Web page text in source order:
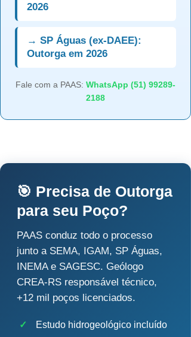
2026
→ SP Águas (ex-DAEE):
Outorga em 2026
Fale com a PAAS: WhatsApp (51) 99289-
2188
🎯 Precisa de Outorga
para seu Poço?
PAAS conduz todo o processo
junto a SEMA, IGAM, SP Águas,
INEMA e SAGESC. Geólogo
CREA-RS responsável técnico,
+12 mil poços licenciados.
✓
Estudo hidrogeológico incluído